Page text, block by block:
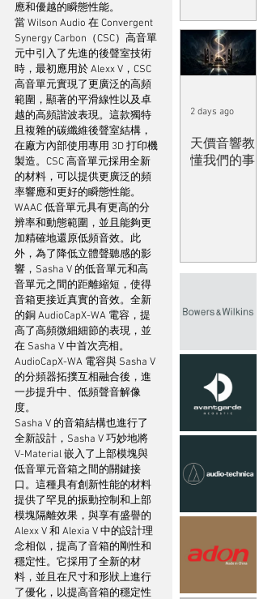
應和優越的瞬態性能。
當 Wilson Audio 在 Convergent
Synergy Carbon（CSC）高音單
元中引入了先進的後聲室技術
時，最初應用於 Alexx V，CSC
高音單元實現了更廣泛的高頻
範圍，顯著的平滑線性以及卓
越的高頻諧波表現。這款獨特
且複雜的碳纖維後聲室結構，
在廠方內部使用專用 3D 打印機
製造。CSC 高音單元採用全新
的材料，可以提供更廣泛的頻
率響應和更好的瞬態性能。
WAAC 低音單元具有更高的分
辨率和動態範圍，並且能夠更
加精確地還原低頻音效。此
外，為了降低立體聲聽感的影
響，Sasha V 的低音單元和高
音單元之間的距離縮短，使得
音箱更接近真實的音效。全新
的銅 AudioCapX-WA 電容，提
高了高頻微細細節的表現，並
在 Sasha V 中首次亮相。
AudioCapX-WA 電容與 Sasha V
的分頻器拓撲互相融合後，進
一步提升中、低頻聲音解像
度。
Sasha V 的音箱結構也進行了
全新設計，Sasha V 巧妙地將
V-Material 嵌入了上部模塊與
低音單元音箱之間的關鍵接
口。這種具有創新性能的材料
提供了罕見的振動控制和上部
模塊隔離效果，與享有盛譽的
Alexx V 和 Alexia V 中的設計理
念相似，提高了音箱的剛性和
穩定性。它採用了全新的材
料，並且在尺寸和形狀上進行
了優化，以提高音箱的穩定性
天價音響教
懂我們的事
2 days ago